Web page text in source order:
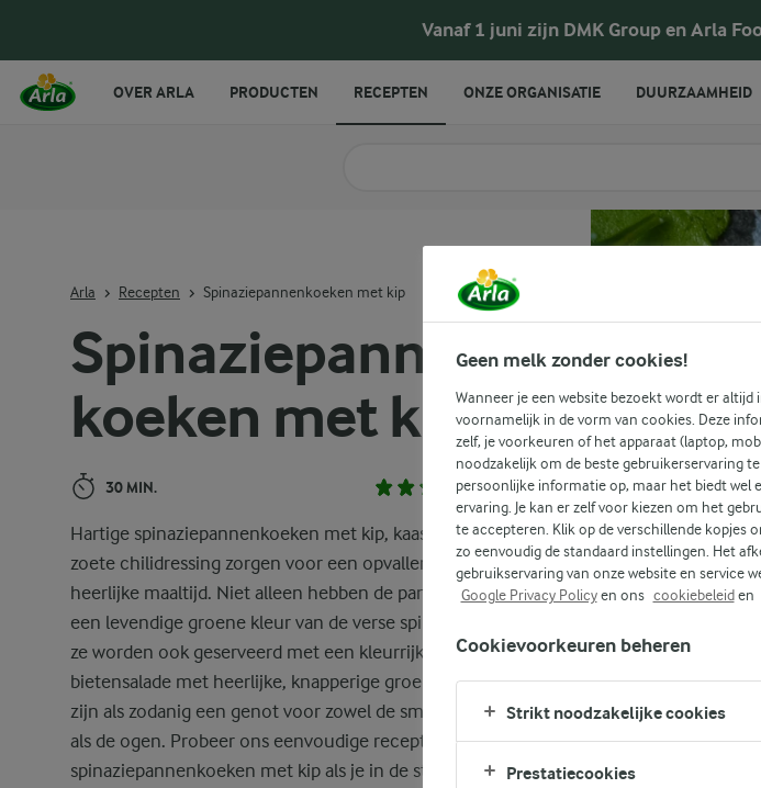
Vanaf 1 juni zijn DMK Group en Arla
Spinaziepannen
koeken met kip
30 MIN. (1)
Hartige spinaziepannenkoeken met kip, kaas en romige
zoete chilidressing zorgen voor een opvallende en
heerlijke maaltijd. Niet alleen hebben de pannenkoeken
een levendige groene kleur van de verse spinazie, maar
ze worden ook geserveerd met een kleurrijke
bietensalade met heerlijke, knapperige groenten. Ze
zijn als zodanig een genot voor zowel de smaakpapillen
als de ogen. Probeer ons eenvoudige recept voor
spinaziepannenkoeken met kip als je in de stemming
Arla Recepten Spinaziepannenkoeken met kip
OVER ARLA PRODUCTEN RECEPTEN ONZE ORGANISATIE DUURZAAMHEID
Geen melk zonder cookies!
Wanneer je een website bezoekt wordt er
voornamelijk in de vorm van cookies. Deze
zelf, je voorkeuren of het apparaat (laptop,
noodzakelijk om de beste gebruikerservaring
persoonlijke informatie op, maar het biedt wel
ervaring. Je kan er zelf voor kiezen om het
te accepteren. Klik op de verschillende kopjes
zo eenvoudig de standaard instellingen. Het
gebruikservaring van onze website en service
Google Privacy Policyen ons cookiebeleiden
Cookievoorkeuren beheren
Strikt noodzakelijke cookies
Prestatiecookies